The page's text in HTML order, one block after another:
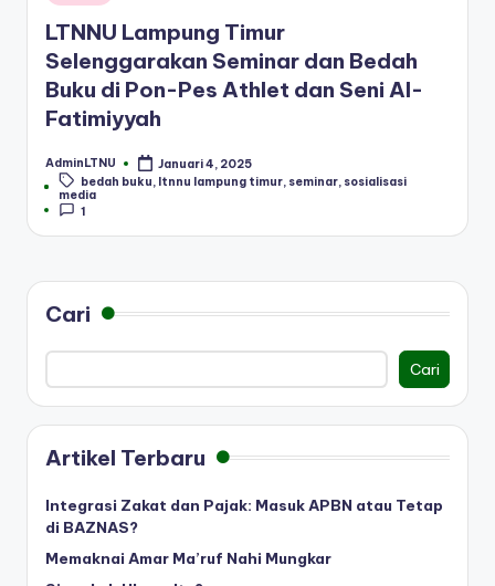
in
LTNNU Lampung Timur
Selenggarakan Seminar dan Bedah
Buku di Pon-Pes Athlet dan Seni Al-
Fatimiyyah
Posted
by
AdminLTNU
Januari 4, 2025
Tags:bedah buku, ltnnu lampung timur, seminar, sosialisasi
media
1
Cari
Cari
Artikel Terbaru
Integrasi Zakat dan Pajak: Masuk APBN atau Tetap
di BAZNAS?
Memaknai Amar Ma’ruf Nahi Mungkar